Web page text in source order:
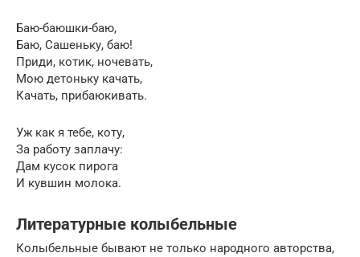
Баю-баюшки-баю,
Баю, Сашеньку, баю!
Приди, котик, ночевать,
Мою детоньку качать,
Качать, прибаюкивать.
Уж как я тебе, коту,
За работу заплачу:
Дам кусок пирога
И кувшин молока.
Литературные колыбельные
Колыбельные бывают не только народного авторства,